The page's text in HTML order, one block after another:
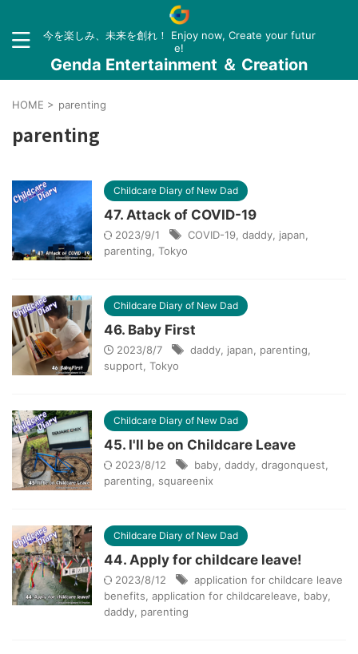
今を楽しみ、未来を創れ！ Enjoy now, Create your futur
e!
Genda Entertainment ＆ Creation
HOME > parenting
parenting
Childcare Diary of New Dad
47. Attack of COVID-19
2023/9/1 COVID-19 daddy japan
parenting Tokyo
Childcare Diary of New Dad
46. Baby First
2023/8/7 daddy japan parenting
support Tokyo
Childcare Diary of New Dad
45. I'll be on Childcare Leave
2023/8/12 baby daddy dragonquest
parenting
squareenix
Childcare Diary of New Dad
44. Apply for childcare leave!
2023/8/12
application for childcare leave
benefits application for childcareleave baby
daddy parenting